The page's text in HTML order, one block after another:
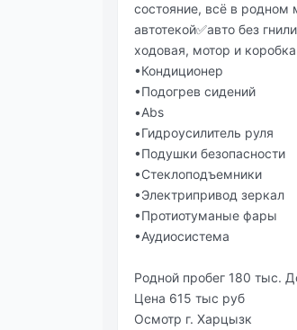
состояние, всё в родном
автотекой✅авто без
ходовая, мотор и
•Кондиционер
•Подогрев сидений
•Abs
•Гидроусилитель руля
•Подушки безопасности
•Стеклоподъемники
•Электрипривод зеркал
•Протиотуманые фары
•Аудиосистема
Родной пробег 180 тыс.
Цена 615 тыс руб
Осмотр г. Харцызк